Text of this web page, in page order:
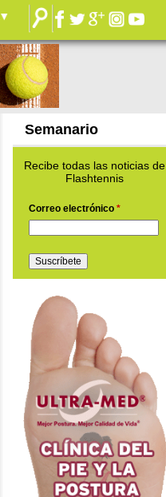
Semanario
Recibe todas las noticias de
Flashtennis
Correo electrónico *